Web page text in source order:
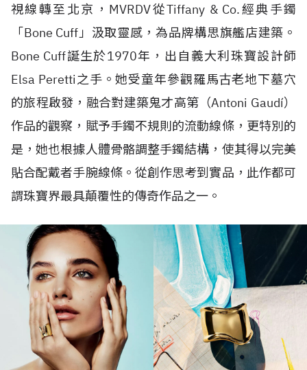
視線轉至北京， MVRDV從Tiffany & Co.經典手鐲
「Bone Cuff」汲取靈感，為品牌構思旗艦店建築。
Bone Cuff誕生於1970年，出自義大利珠寶設計師
Elsa Peretti之手。她受童年參觀羅馬古老地下墓穴
的旅程啟發，融合對建築鬼才高第（Antoni Gaudí）
作品的觀察，賦予手鐲不規則的流動線條，更特別的
是，她也根據人體骨骼調整手鐲結構，使其得以完美
貼合配戴者手腕線條。從創作思考到實品，此作都可
謂珠寶界最具顛覆性的傳奇作品之一。